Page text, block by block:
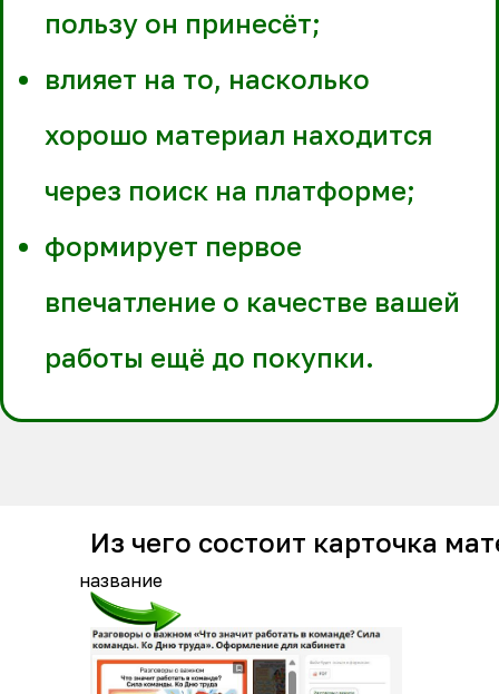
пользу он принесёт;
влияет на то, насколько
хорошо материал находится
через поиск на платформе;
формирует первое
впечатление о качестве вашей
работы ещё до покупки.
Из чего состоит карточка
название